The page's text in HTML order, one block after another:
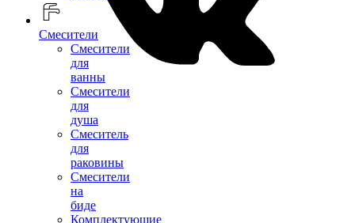
Смесители
Смесители
для
ванны
Смесители
для
душа
Смеситель
для
раковины
Смесители
на
биде
Комплектующие